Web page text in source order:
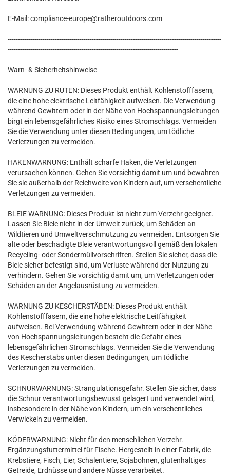
E-Mail: compliance-europe@ratheroutdoors.com
--------------------------------------------------------------------------------------------------------
-----------------------------------------------------------------------------------
Warn- & Sicherheitshinweise
WARNUNG ZU RUTEN: Dieses Produkt enthält Kohlenstofffasern,
die eine hohe elektrische Leitfähigkeit aufweisen. Die Verwendung
während Gewittern oder in der Nähe von Hochspannungsleitungen
birgt ein lebensgefährliches Risiko eines Stromschlags. Vermeiden
Sie die Verwendung unter diesen Bedingungen, um tödliche
Verletzungen zu vermeiden.
HAKENWARNUNG: Enthält scharfe Haken, die Verletzungen
verursachen können. Gehen Sie vorsichtig damit um und bewahren
Sie sie außerhalb der Reichweite von Kindern auf, um versehentliche
Verletzungen zu vermeiden.
BLEIE WARNUNG: Dieses Produkt ist nicht zum Verzehr geeignet.
Lassen Sie Bleie nicht in der Umwelt zurück, um Schäden an
Wildtieren und Umweltverschmutzung zu vermeiden. Entsorgen Sie
alte oder beschädigte Bleie verantwortungsvoll gemäß den lokalen
Recycling- oder Sondermüllvorschriften. Stellen Sie sicher, dass die
Bleie sicher befestigt sind, um Verluste während der Nutzung zu
verhindern. Gehen Sie vorsichtig damit um, um Verletzungen oder
Schäden an der Angelausrüstung zu vermeiden.
WARNUNG ZU KESCHERSTÄBEN: Dieses Produkt enthält
Kohlenstofffasern, die eine hohe elektrische Leitfähigkeit
aufweisen. Bei Verwendung während Gewittern oder in der Nähe
von Hochspannungsleitungen besteht die Gefahr eines
lebensgefährlichen Stromschlags. Vermeiden Sie die Verwendung
des Kescherstabs unter diesen Bedingungen, um tödliche
Verletzungen zu vermeiden.
SCHNURWARNUNG: Strangulationsgefahr. Stellen Sie sicher, dass
die Schnur verantwortungsbewusst gelagert und verwendet wird,
insbesondere in der Nähe von Kindern, um ein versehentliches
Verwickeln zu vermeiden.
KÖDERWARNUNG: Nicht für den menschlichen Verzehr.
Ergänzungsfuttermittel für Fische. Hergestellt in einer Fabrik, die
Krebstiere, Fisch, Eier, Schalentiere, Sojabohnen, glutenhaltiges
Getreide, Erdnüsse und andere Nüsse verarbeitet.